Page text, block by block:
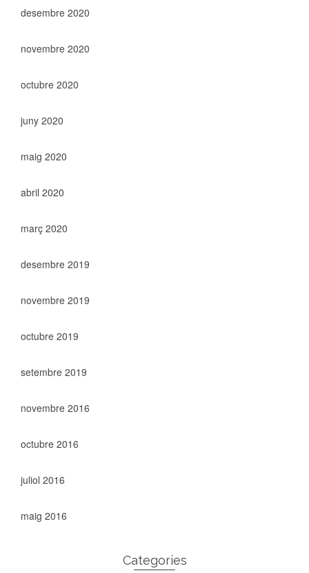
desembre 2020
novembre 2020
octubre 2020
juny 2020
maig 2020
abril 2020
març 2020
desembre 2019
novembre 2019
octubre 2019
setembre 2019
novembre 2016
octubre 2016
juliol 2016
maig 2016
Categories